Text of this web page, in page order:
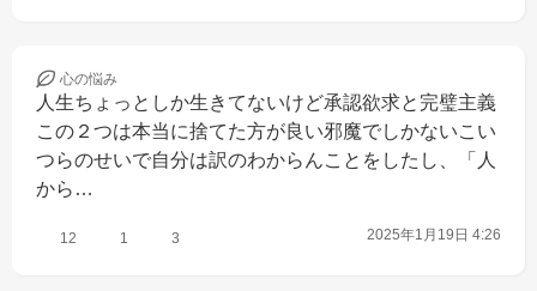
心の悩み
人生ちょっとしか生きてないけど承認欲求と完璧主義
この２つは本当に捨てた方が良い邪魔でしかないこい
つらのせいで自分は訳のわからんことをしたし、「人
から…
12 1 3 2025年1月19日 4:26